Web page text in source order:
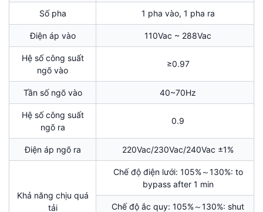
Số pha 1 pha vào, 1 pha ra
Điện áp vào 110Vac ~ 288Vac
Hệ số công suất
ngõ vào
≥0.97
Tần số ngõ vào 40~70Hz
Hệ số công suất
ngõ ra
0.9
Điện áp ngõ ra 220Vac/230Vac/240Vac ±1%
Khả năng chịu quá
tải
Chế độ điện lưới: 105%～130%: to
bypass after 1 min
Chế độ ắc quy: 105%～130%: shut